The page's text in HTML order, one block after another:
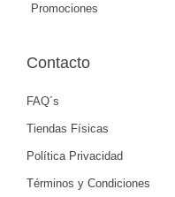
Promociones
Contacto
FAQ´s
Tiendas Físicas
Política Privacidad
Términos y Condiciones